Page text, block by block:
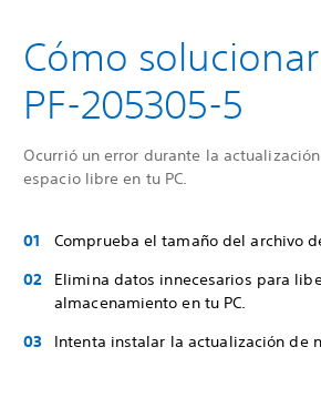
Cómo
PF-205305-5
Ocurrió un error durante la
espacio libre en tu PC.
Comprueba el tamaño del archivo
Elimina datos innecesarios para
almacenamiento en tu PC.
Intenta instalar la actualización de